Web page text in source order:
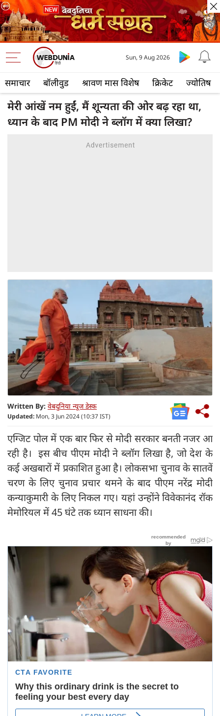
समाचार बॉलीवुड श्रावण मास विशेष क्रिकेट ज्योतिष
Sun, 9 Aug 2026
मेरी आंखें नम हुईं, मैं शून्यता की ओर बढ़ रहा था,
ध्यान के बाद PM मोदी ने ब्लॉग में क्या लिखा?
Written By: वेबदुनिया न्यूज डेस्क
Updated: Mon, 3 Jun 2024 (10:37 IST)
एग्जिट पोल में एक बार फिर से मोदी सरकार बनती नजर आ
रही है। इस बीच पीएम मोदी ने ब्लॉग लिखा है, जो देश के
कई अखबारों में प्रकाशित हुआ है। लोकसभा चुनाव के सातवें
चरण के लिए चुनाव प्रचार थमने के बाद पीएम नरेंद्र मोदी
कन्याकुमारी के लिए निकल गए। यहां उन्होंने विवेकानंद रॉक
मेमोरियल में 45 घंटे तक ध्यान साधना की।